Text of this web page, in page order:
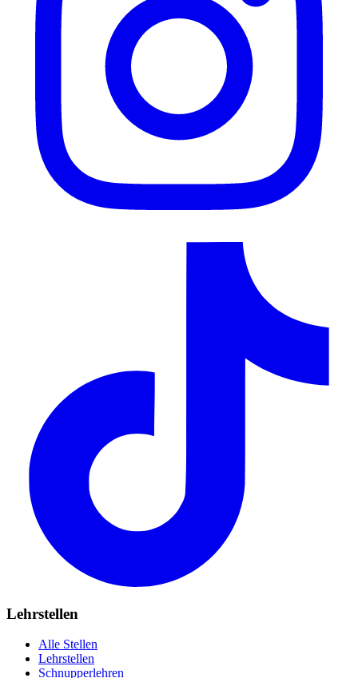
Lehrstellen
Alle Stellen
Lehrstellen
Schnupperlehren